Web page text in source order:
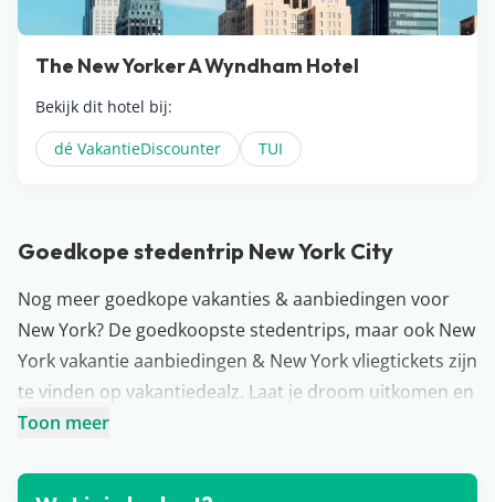
The New Yorker A Wyndham Hotel
Bekijk dit hotel bij:
dé VakantieDiscounter
TUI
Goedkope stedentrip New York City
Nog meer goedkope vakanties & aanbiedingen voor
New York? De goedkoopste stedentrips, maar ook New
York vakantie aanbiedingen & New York vliegtickets zijn
te vinden op vakantiedealz. Laat je droom uitkomen en
ga shoppen in New York en bezoek de vele musea in de
waardig. Bekijk ook de
Toon meer